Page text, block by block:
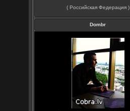
( Российская Федерация )
Dombr